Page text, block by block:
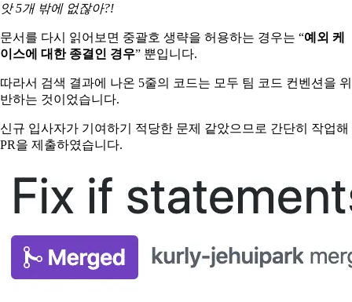
앗 5개 밖에 없잖아?!
문서를 다시 읽어보면 중괄호 생략을 허용하는 경우는 “예외 케
이스에 대한 종결인 경우” 뿐입니다.
따라서 검색 결과에 나온 5줄의 코드는 모두 팀 코드 컨벤션을 위
반하는 것이었습니다.
신규 입사자가 기여하기 적당한 문제 같았으므로 간단히 작업해
PR을 제출하였습니다.